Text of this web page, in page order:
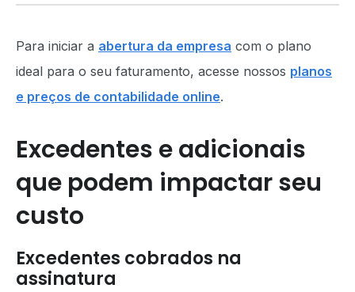
Para iniciar a abertura da empresa com o plano
ideal para o seu faturamento, acesse nossos planos
e preços de contabilidade online.
Excedentes e adicionais
que podem impactar seu
custo
Excedentes cobrados na
assinatura